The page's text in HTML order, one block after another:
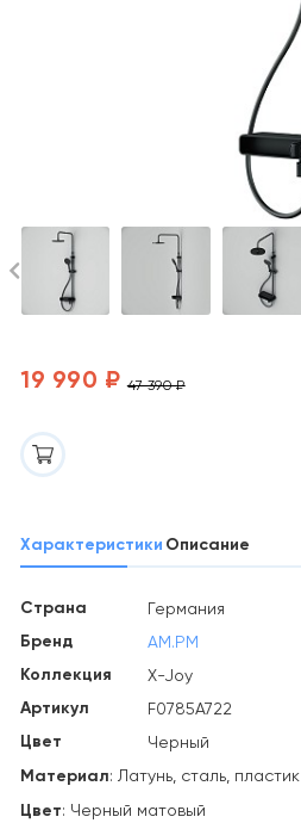
19 990 ₽ 47 390 ₽
Характеристики Описание
Страна Германия
Бренд AM.PM
Коллекция X-Joy
Артикул F0785A722
Цвет Черный
Материал: Латунь, сталь, пластик
Цвет: Черный матовый